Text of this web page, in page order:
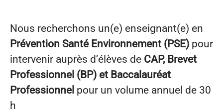
Nous recherchons un(e) enseignant(e) en
Prévention Santé Environnement (PSE) pour
intervenir auprès d’élèves de CAP, Brevet
Professionnel (BP) et Baccalauréat
Professionnel pour un volume annuel de 30
h